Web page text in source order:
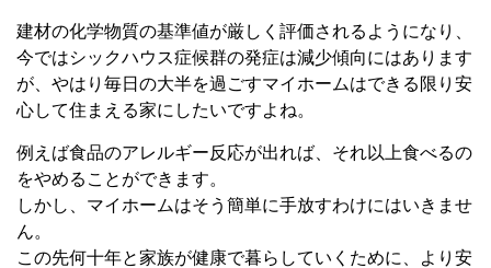
建材の化学物質の基準値が厳しく評価されるようになり、
今ではシックハウス症候群の発症は減少傾向にはあります
が、やはり毎日の大半を過ごすマイホームはできる限り安
心して住まえる家にしたいですよね。
例えば食品のアレルギー反応が出れば、それ以上食べるの
をやめることができます。
しかし、マイホームはそう簡単に手放すわけにはいきませ
ん。
この先何十年と家族が健康で暮らしていくために、より安